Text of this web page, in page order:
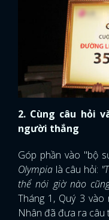
2. Cùng câu hỏi
người thắng
Góp phần vào "bộ
Olympia là câu hỏi:
thể nói giờ nào
Tháng 1, Quý 3 vào
Nhân đã đưa ra câu